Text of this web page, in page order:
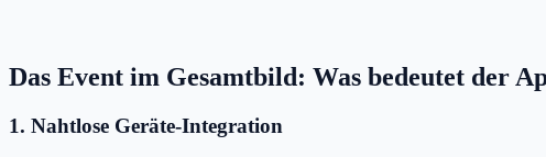
Das Event im Gesamtbild: Was bedeutet der
1. Nahtlose Geräte-Integration